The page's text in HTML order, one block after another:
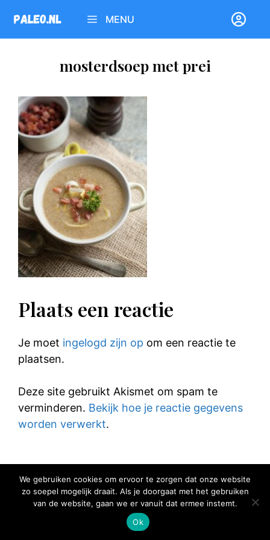
naar
de
MENU
mosterdsoep met prei
Plaats een reactie
Je moet ingelogd zijn op om een reactie te
plaatsen.
Deze site gebruikt Akismet om spam te
verminderen. Bekijk hoe je reactie gegevens
worden verwerkt.
© 2025 Elke Hap Telt
We gebruiken cookies om ervoor te zorgen dat onze website
zo soepel mogelijk draait. Als je doorgaat met het gebruiken
van de website, gaan we er vanuit dat ermee instemt.
Ok